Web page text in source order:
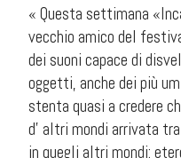
« Questa settimana
vecchio amico del
dei suoni capace di
oggetti, anche dei più
stenta quasi a credere
d’ altri mondi arrivata
in quegli altri mondi: